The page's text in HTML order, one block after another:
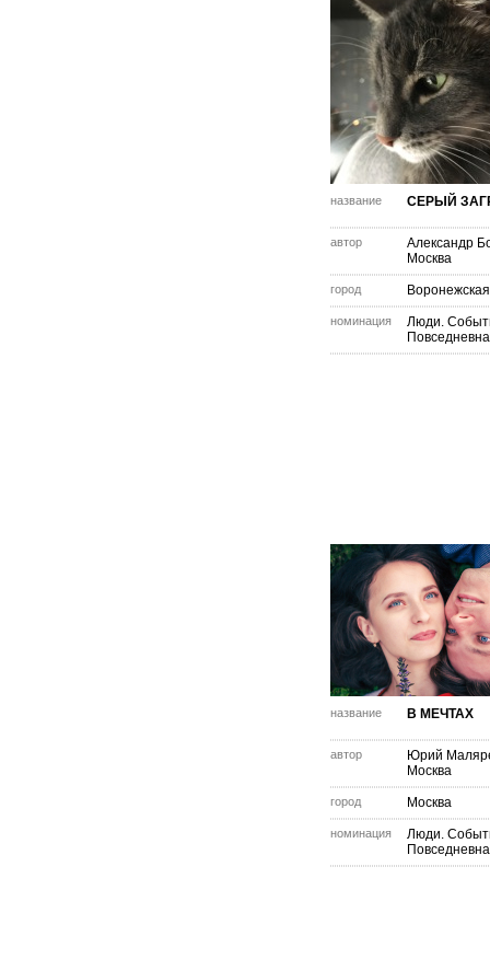
название СЕРЫЙ
автор
Александр
Москва
город
номинация
Люди.
название В МЕЧТАХ
автор
Юрий
Москва
город Москва
номинация
Люди.